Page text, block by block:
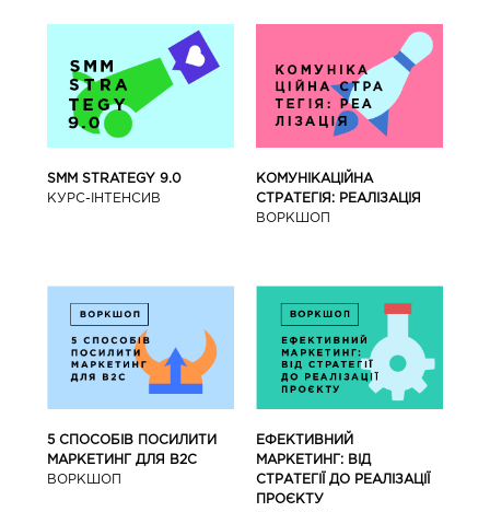
SMM STRATEGY 9.0
КУРС-IНТЕНСИВ
КОМУНІКАЦІЙНА
СТРАТЕГІЯ: РЕАЛІЗАЦІЯ
ВОРКШОП
5 СПОСОБІВ ПОСИЛИТИ
МАРКЕТИНГ ДЛЯ В2С
ВОРКШОП
ЕФЕКТИВНИЙ
МАРКЕТИНГ: ВІД
СТРАТЕГІЇ ДО РЕАЛІЗАЦІЇ
ПРОЄКТУ